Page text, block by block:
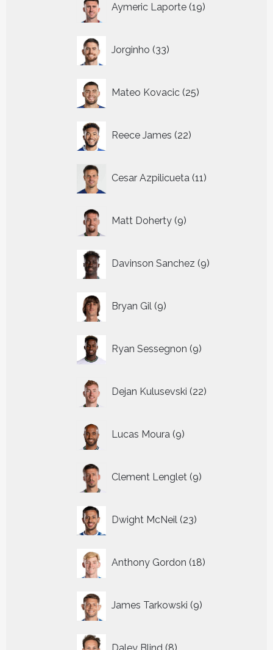
Aymeric Laporte 19
producten
Jorginho 33
producten
Mateo Kovacic 25
producten
Reece James 22
producten
Cesar Azpilicueta 11
producten
Matt Doherty 9
producten
Davinson Sanchez 9
producten
Bryan Gil 9
producten
Ryan Sessegnon 9
producten
Dejan Kulusevski 22
producten
Lucas Moura 9
producten
Clement Lenglet 9
producten
Dwight McNeil 23
producten
Anthony Gordon 18
producten
James Tarkowski 9
producten